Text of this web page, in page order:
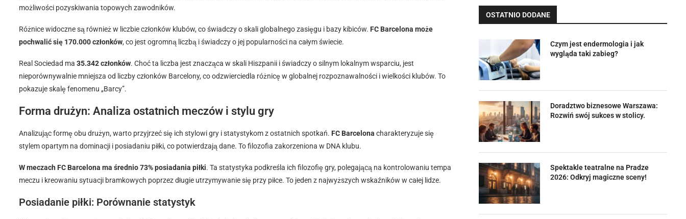
możliwości pozyskiwania topowych zawodników.
Różnice widoczne są również w liczbie członków klubów, co świadczy o skali globalnego zasięgu i bazy kibiców. FC Barcelona może
pochwalić się 170.000 członków, co jest ogromną liczbą i świadczy o jej popularności na całym świecie.
Real Sociedad ma 35.342 członków. Choć ta liczba jest znacząca w skali Hiszpanii i świadczy o silnym lokalnym wsparciu, jest
nieporównywalnie mniejsza od liczby członków Barcelony, co odzwierciedla różnicę w globalnej rozpoznawalności i wielkości klubów. To
pokazuje skalę fenomenu „Barcy”.
Forma drużyn: Analiza ostatnich meczów i stylu gry
Analizując formę obu drużyn, warto przyjrzeć się ich stylowi gry i statystykom z ostatnich spotkań. FC Barcelona charakteryzuje się
stylem opartym na dominacji i posiadaniu piłki, co potwierdzają dane. To filozofia zakorzeniona w DNA klubu.
W meczach FC Barcelona ma średnio 73% posiadania piłki. Ta statystyka podkreśla ich filozofię gry, polegającą na kontrolowaniu tempa
meczu i kreowaniu sytuacji bramkowych poprzez długie utrzymywanie się przy piłce. To jeden z najwyższych wskaźników w całej lidze.
Posiadanie piłki: Porównanie statystyk
OSTATNIO DODANE
Czym jest endermologia i jak
wygląda taki zabieg?
Doradztwo biznesowe Warszawa:
Rozwiń swój sukces w stolicy.
Spektakle teatralne na Pradze
2026: Odkryj magiczne sceny!